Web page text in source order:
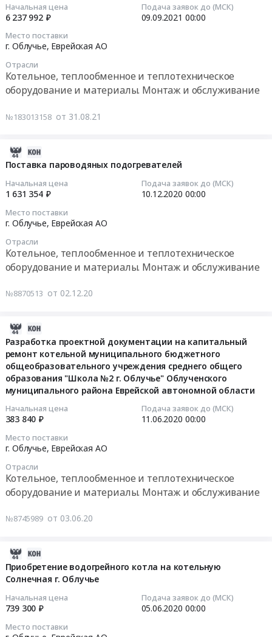
Начальная цена
6 237 992 ₽
Подача заявок до (МСК)
09.09.2021 00:00
Место поставки
г. Облучье, Еврейская АО
Отрасли
Котельное, теплообменное и теплотехническое
оборудование и материалы. Монтаж и обслуживание
№183013158 от 31.08.21
Поставка пароводяных подогревателей
Начальная цена
1 631 354 ₽
Подача заявок до (МСК)
10.12.2020 00:00
Место поставки
г. Облучье, Еврейская АО
Отрасли
Котельное, теплообменное и теплотехническое
оборудование и материалы. Монтаж и обслуживание
№8870513 от 02.12.20
Разработка проектной документации на капитальный
ремонт котельной муниципального бюджетного
общеобразовательного учреждения среднего общего
образования "Школа №2 г. Облучье" Облученского
муниципального района Еврейской автономной области
Начальная цена
383 840 ₽
Подача заявок до (МСК)
11.06.2020 00:00
Место поставки
г. Облучье, Еврейская АО
Отрасли
Котельное, теплообменное и теплотехническое
оборудование и материалы. Монтаж и обслуживание
№8745989 от 03.06.20
Приобретение водогрейного котла на котельную
Солнечная г. Облучье
Начальная цена
739 300 ₽
Подача заявок до (МСК)
05.06.2020 00:00
Место поставки